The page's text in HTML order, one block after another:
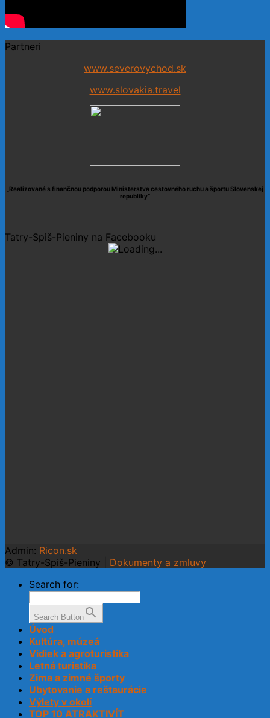
Partneri
www.severovychod.sk
www.slovakia.travel
„Realizované s finančnou podporou Ministerstva cestovného ruchu a športu Slovenskej
republiky“
Tatry-Spiš-Pieniny na Facebooku
Admin: Ricon.sk
© Tatry-Spiš-Pieniny | Dokumenty a zmluvy
Search for:
Search Button
Úvod
Kultúra, múzeá
Vidiek a agroturistika
Letná turistika
Zima a zimné športy
Ubytovanie a reštaurácie
Výlety v okolí
TOP 10 ATRAKTIVÍT